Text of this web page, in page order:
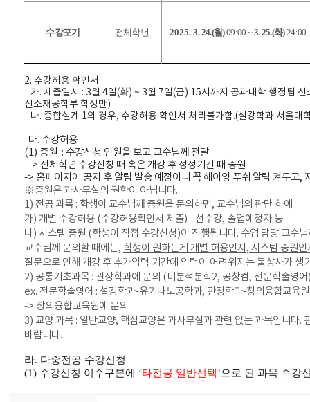
수강포기 전체학년 2025. 3. 24.(월)09:00 ~3. 25.(화)24:00
2. 수강허용 확인서
가. 제출일시 : 3월 4일(화) ~ 3월 7일(금) 15시까지 공과대학 행정팀
신소재공학부 학생만)
나. 종합설계 1의 경우, 수강허용 확인서 처리불가함.(설강학과 서울대
다. 수강허용
(1) 증원 : 수강신청 인원을 보고 교수님께 전달
-> 전체학년 수강신청 때 혹은 개강 후 정정기간 때 증원
-> 홈페이지에 공지 후 알림 발송 예정이니 꼭 헤이영 푸쉬 알림 켜두고,
※증원은 과사무실의 권한이 아닙니다.
1) 전공 과목 : 학생이 교수님께 증원을 문의하면, 교수님의 판단 하에
가) 개별 수강허용 (수강허용확인서 제출) - 선수강, 졸업예정자 등
나) 시스템 증원 (학생이 직접 수강신청)이 진행됩니다. 수업 담당 교수
교수님께 문의할 때에는, 학생이 원하는게 개별 허용인지 , 시스템 증원
질문으로 인해 개강 후 추가입력 기간에 입력이 어려워지는 불상사가 생
2) 공통기초과목 : 관장학과에 문의 (미분적분학2, 공창컴, 전문학술영어
ex. 전문학술영어 : 설강학과-유기나노공학과, 관장학과-창의융합교육원
-> 창의융합교육원에 문의
3) 교양 과목 : 일반교양, 핵심교양은 과사무실과 관련 없는 과목입니다.
바랍니다.
라. 다중전공 수강신청
(1) 수강신청 이수구분에 ‘타전공 일반선택’으로 된 과목 수강